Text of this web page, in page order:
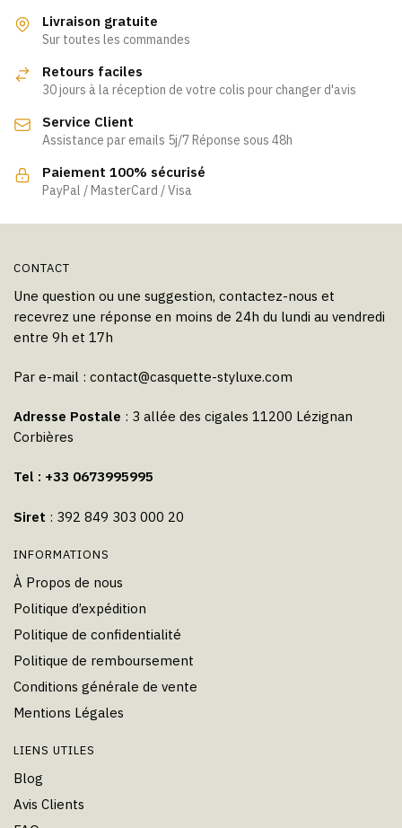
Livraison gratuite
Sur toutes les commandes
Retours faciles
30 jours à la réception de votre colis pour changer d'avis
Service Client
Assistance par emails 5j/7 Réponse sous 48h
Paiement 100% sécurisé
PayPal / MasterCard / Visa
CONTACT
Une question ou une suggestion, contactez-nous et
recevrez une réponse en moins de 24h du lundi au vendredi
entre 9h et 17h
Par e-mail : contact@casquette-styluxe.com
Adresse Postale : 3 allée des cigales 11200 Lézignan
Corbières
Tel : +33 0673995995
Siret : 392 849 303 000 20
INFORMATIONS
À Propos de nous
Politique d’expédition
Politique de confidentialité
Politique de remboursement
Conditions générale de vente
Mentions Légales
LIENS UTILES
Blog
Avis Clients